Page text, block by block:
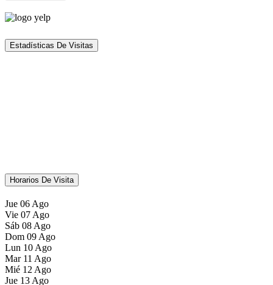
Estadísticas De Visitas
Horarios De Visita
Jue 06 Ago
Vie 07 Ago
Sáb 08 Ago
Dom 09 Ago
Lun 10 Ago
Mar 11 Ago
Mié 12 Ago
Jue 13 Ago